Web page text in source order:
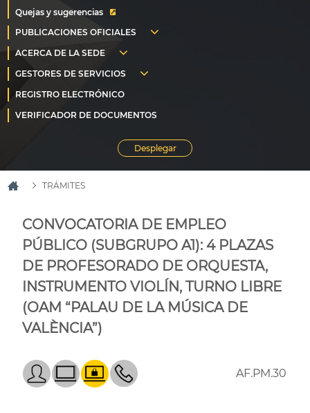
Quejas y sugerencias
TRÁMITES
CONVOCATORIA DE EMPLEO
PÚBLICO (SUBGRUPO A1): 4 PLAZAS
DE PROFESORADO DE ORQUESTA,
INSTRUMENTO VIOLÍN, TURNO LIBRE
(OAM “PALAU DE LA MÚSICA DE
VALÈNCIA”)
AF.PM.30